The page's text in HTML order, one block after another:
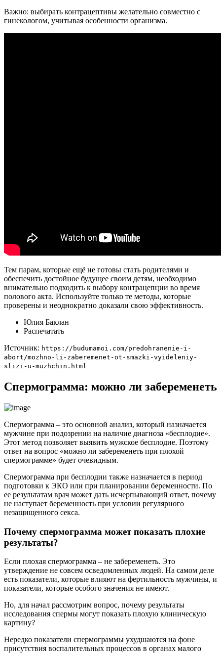
Важно: выбирать контрацептивы желательно совместно с
гинекологом, учитывая особенности организма.
Тем парам, которые ещё не готовы стать родителями и
обеспечить достойное будущее своим детям, необходимо
внимательно подходить к выбору контрацепции во время
полового акта. Используйте только те методы, которые
проверены и неоднократно доказали свою эффективность.
Юлия Баклан
Распечатать
Источник: https://budumamoi.com/predohranenie-i-
abort/mozhno-li-zaberemenet-ot-smazki-vyideleniy-
slizi-u-muzhchin.html
Спермограмма: можно ли забеременеть
Спермограмма – это основной анализ, который назначается
мужчине при подозрении на наличие диагноза «бесплодие».
Этот метод позволяет выявить мужское бесплодие. Поэтому
ответ на вопрос «можно ли забеременеть при плохой
спермограмме» будет очевидным.
Спермограмма при бесплодии также назначается в период
подготовки к ЭКО или при планировании беременности. По
ее результатам врач может дать исчерпывающий ответ, почему
не наступает беременность при условии регулярного
незащищенного секса.
Почему спермограмма может показать плохие
результаты?
Если плохая спермограмма – не забеременеть. Это
утверждение не совсем осведомленных людей. На самом деле
есть показатели, которые влияют на фертильность мужчины, и
показатели, которые особого значения не имеют.
Но, для начал рассмотрим вопрос, почему результаты
исследования спермы могут показать плохую клиническую
картину?
Нередко показатели спермограммы ухудшаются на фоне
присутствия воспалительных процессов в органах малого